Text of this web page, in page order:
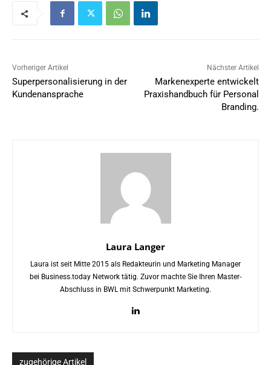
Vorheriger Artikel
Superpersonalisierung in der
Kundenansprache
Nächster Artikel
Markenexperte entwickelt
Praxishandbuch für Personal
Branding.
Laura Langer
Laura ist seit Mitte 2015 als Redakteurin und Marketing Manager
bei Business.today Network tätig. Zuvor machte Sie Ihren Master-
Abschluss in BWL mit Schwerpunkt Marketing.
zugehörige Artikel